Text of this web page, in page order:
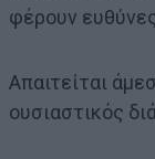
φέρουν
Απαιτείται
ουσιαστικός